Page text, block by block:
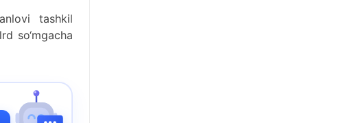
tashkil
so‘mgacha